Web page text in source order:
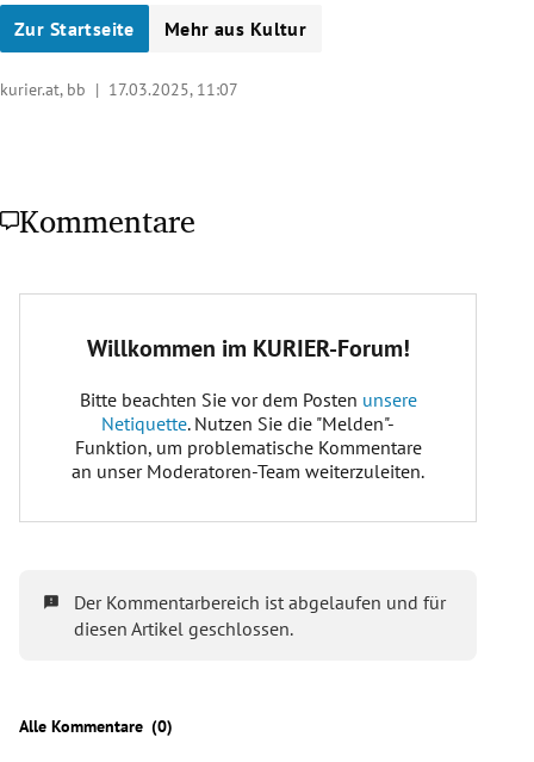
Zur Startseite Mehr aus Kultur
kurier.at, bb | 17.03.2025, 11:07
Kommentare